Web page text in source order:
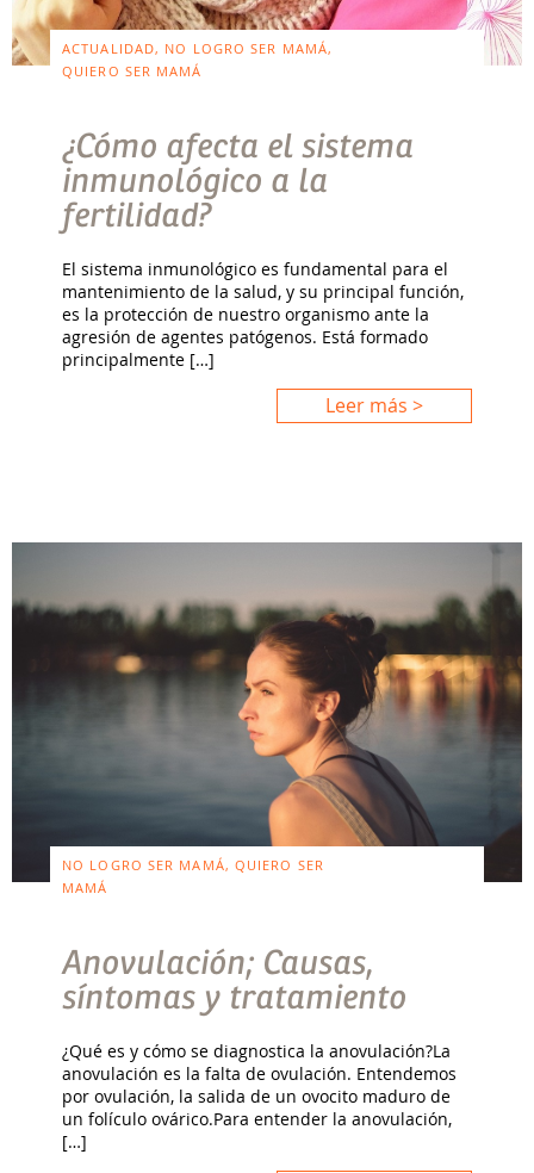
ACTUALIDAD, NO LOGRO SER MAMÁ,
QUIERO SER MAMÁ
¿Cómo afecta el sistema
inmunológico a la
fertilidad?
El sistema inmunológico es fundamental para el
mantenimiento de la salud, y su principal función,
es la protección de nuestro organismo ante la
agresión de agentes patógenos. Está formado
principalmente […]
Leer más >
NO LOGRO SER MAMÁ, QUIERO SER
MAMÁ
Anovulación; Causas,
síntomas y tratamiento
¿Qué es y cómo se diagnostica la anovulación?La
anovulación es la falta de ovulación. Entendemos
por ovulación, la salida de un ovocito maduro de
un folículo ovárico.Para entender la anovulación,
[…]